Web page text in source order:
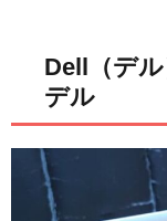
Dell（デ
デル